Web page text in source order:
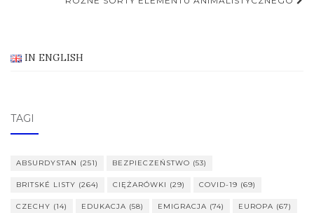
IN ENGLISH
TAGI
ABSURDYSTAN (251) BEZPIECZEŃSTWO (53)
BRITSKÉ LISTY (264) CIĘŻARÓWKI (29) COVID-19 (69)
CZECHY (14) EDUKACJA (58) EMIGRACJA (74) EUROPA (67)